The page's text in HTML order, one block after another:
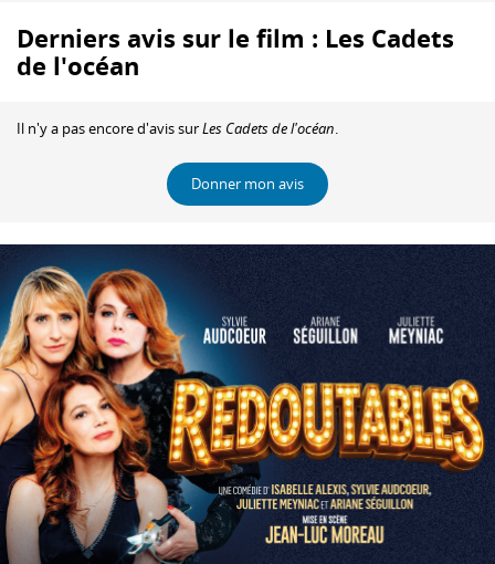
Derniers avis sur le film : Les Cadets
de l'océan
Il n'y a pas encore d'avis surLes Cadets de l'océan.
Donner mon avis